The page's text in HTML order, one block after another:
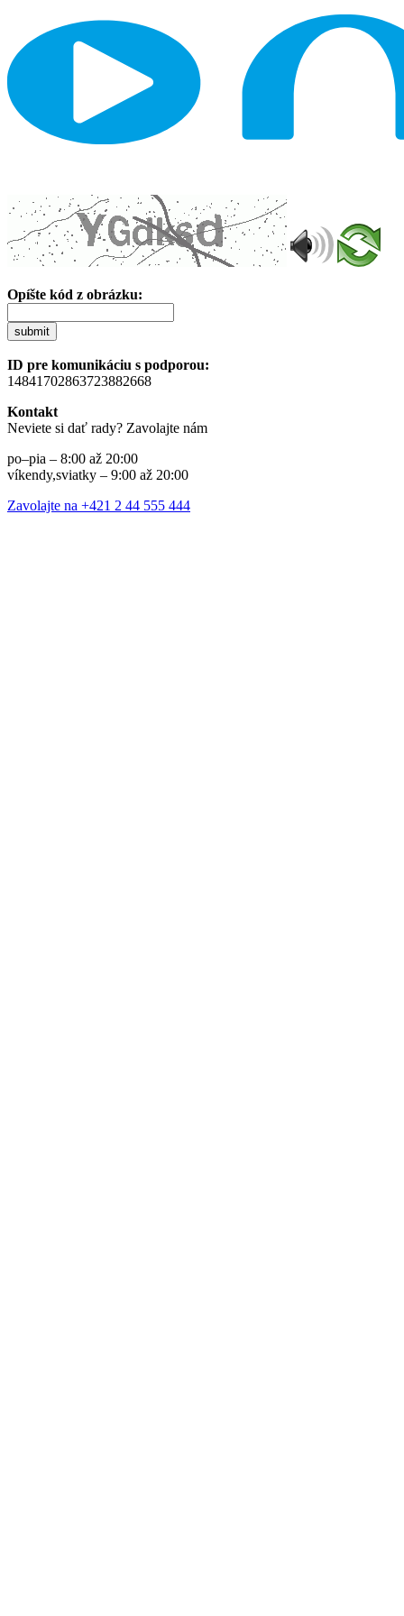
Opíšte kód z obrázku:
submit
ID pre komunikáciu s podporou:
14841702863723882668
Kontakt
Neviete si dať rady? Zavolajte nám
po–pia – 8:00 až 20:00
víkendy,sviatky – 9:00 až 20:00
Zavolajte na +421 2 44 555 444